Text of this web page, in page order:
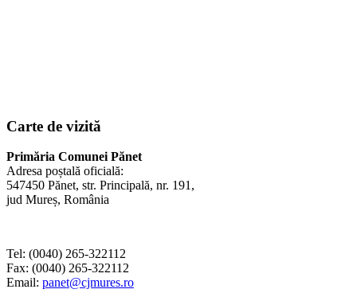
Carte de vizită
Primăria Comunei Pănet
Adresa poștală oficială:
547450 Pănet, str. Principală, nr. 191,
jud Mureș, România
Tel: (0040) 265-322112
Fax: (0040) 265-322112
Email: panet@cjmures.ro